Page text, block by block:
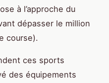
à l’approche du
dépasser le million
course).
ces sports
des équipements